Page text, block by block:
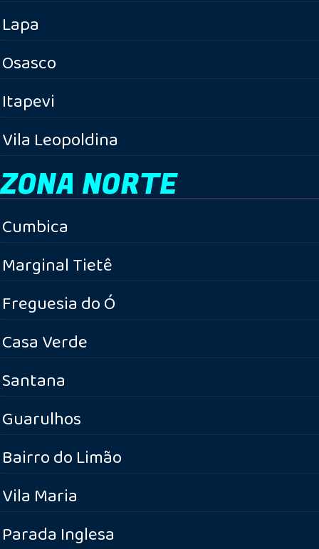
Lapa
Osasco
Itapevi
Vila Leopoldina
ZONA NORTE
Cumbica
Marginal Tietê
Freguesia do Ó
Casa Verde
Santana
Guarulhos
Bairro do Limão
Vila Maria
Parada Inglesa